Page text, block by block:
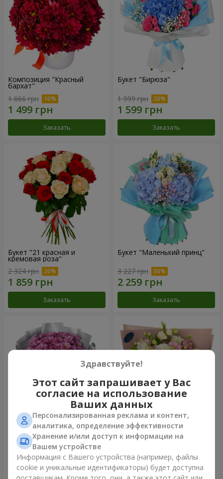
Композиция "Красный
бархат"
1 666 грн
Заказать
Букет "Бирюза"
1 999 грн
Заказать
Букет "21 красная и
кремовая роза"
2 324 грн
Заказать
Букет "Маленький принц"
3 227 грн
Заказать
Букет "Твои хризантемы"
1 646 грн
Заказать
Букет "Панна Котта"
Заказать
Здравствуйте!
Этот сайт запрашивает у Вас
согласие на использование
Ваших данных
Персонализированная реклама и контент,
аналитика, определение эффективности
Хранение и/или доступ к информации на
Вашем устройстве
Информация с Вашего устройства (например, файлы
cookie и уникальные идентификаторы) будет доступна